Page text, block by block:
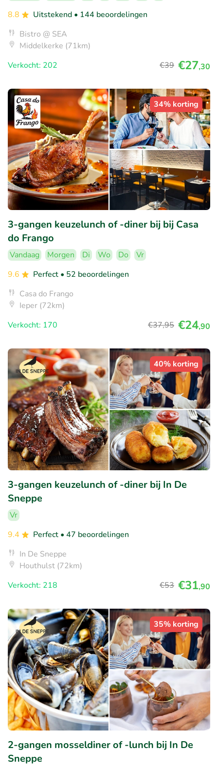
8.8
Uitstekend • 144 beoordelingen
Bistro @ SEA
Middelkerke (71km)
Verkocht: 202
€39 €27,30
34% korting
3-gangen keuzelunch of -diner bij bij Casa
do Frango
Vandaag Morgen Di Wo Do
Vr
9.6
Perfect • 52 beoordelingen
Casa do Frango
Ieper (72km)
Verkocht: 170
€37,95 €24,90
40% korting
3-gangen keuzelunch of -diner bij In De
Sneppe
Vr
9.4
Perfect • 47 beoordelingen
In De Sneppe
Houthulst (72km)
Verkocht: 218
€53 €31,90
35% korting
2-gangen mosseldiner of -lunch bij In De
Sneppe